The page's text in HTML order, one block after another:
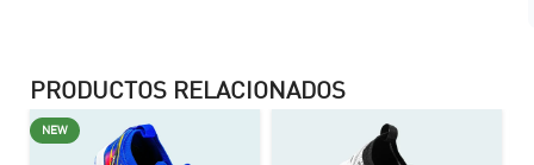
PRODUCTOS RELACIONADOS
NEW